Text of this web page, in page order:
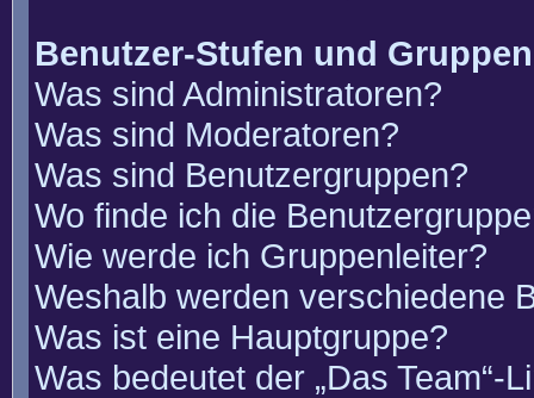
Benutzer-Stufen und Gruppen
Was sind Administratoren?
Was sind Moderatoren?
Was sind Benutzergruppen?
Wo finde ich die
Wie werde ich Gruppenleiter?
Weshalb werden verschiedene
Was ist eine Hauptgruppe?
Was bedeutet der „Das Team“-